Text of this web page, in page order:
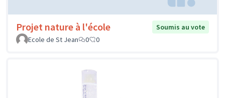
Projet nature à l'école
Soumis au vote
Ecole de St Jean
0 0